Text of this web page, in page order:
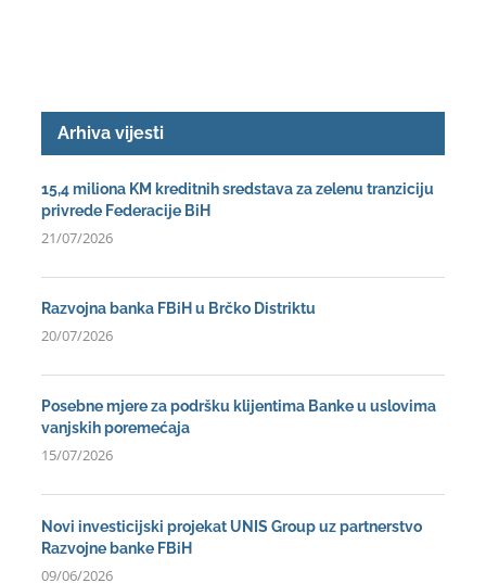
Arhiva vijesti
15,4 miliona KM kreditnih sredstava za zelenu tranziciju
privrede Federacije BiH
21/07/2026
Razvojna banka FBiH u Brčko Distriktu
20/07/2026
Posebne mjere za podršku klijentima Banke u uslovima
vanjskih poremećaja
15/07/2026
Novi investicijski projekat UNIS Group uz partnerstvo
Razvojne banke FBiH
09/06/2026